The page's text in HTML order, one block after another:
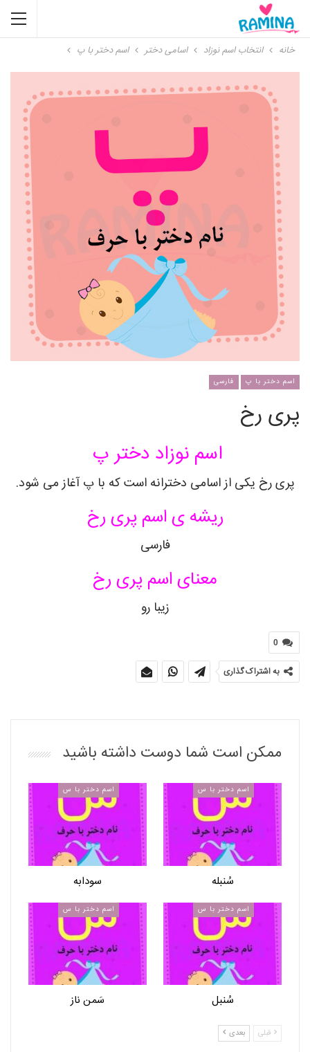
خانه انتخاب اسم نوزاد اسامی دختر اسم دختر با پ
اسم دختر با پ فارسی
پری رخ
اسم نوزاد دختر پ
پری رخ یکی از اسامی دخترانه است که با پ آغاز می شود.
ریشه ی اسم پری رخ
فارسی
معنای اسم پری رخ
زیبا رو
0
به اشتراک گذاری
ممکن است شما دوست داشته باشید
اسم دختر با س
سُنبله
اسم دختر با س
سودابه
اسم دختر با س
سُنبل
اسم دختر با س
سَمن ناز
قبلی بعدی